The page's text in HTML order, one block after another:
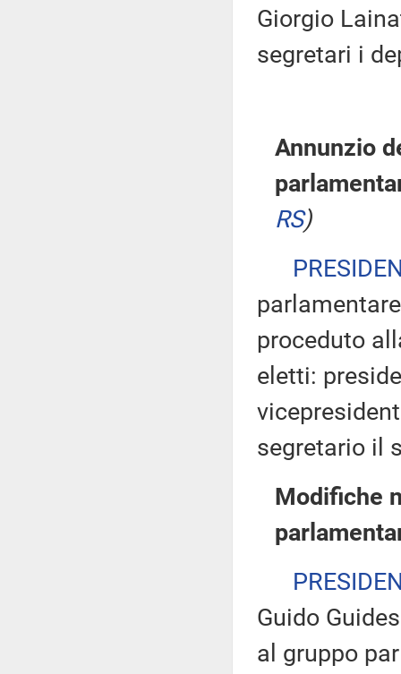
Giorgio
segretari i
Annunzio
RS)
proceduto
eletti:
segretario il
Modifiche
Guido
al gruppo